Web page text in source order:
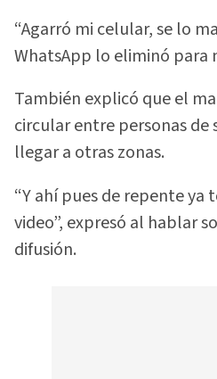
“Agarró mi celular, se lo
WhatsApp lo eliminó para
También explicó que el
circular entre personas de
llegar a otras zonas.
“Y ahí pues de repente
video”, expresó al hablar
difusión.